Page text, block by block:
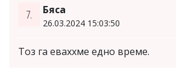
7. Бяса
26.03.2024 15:03:50
Тоз га еваххме едно време.